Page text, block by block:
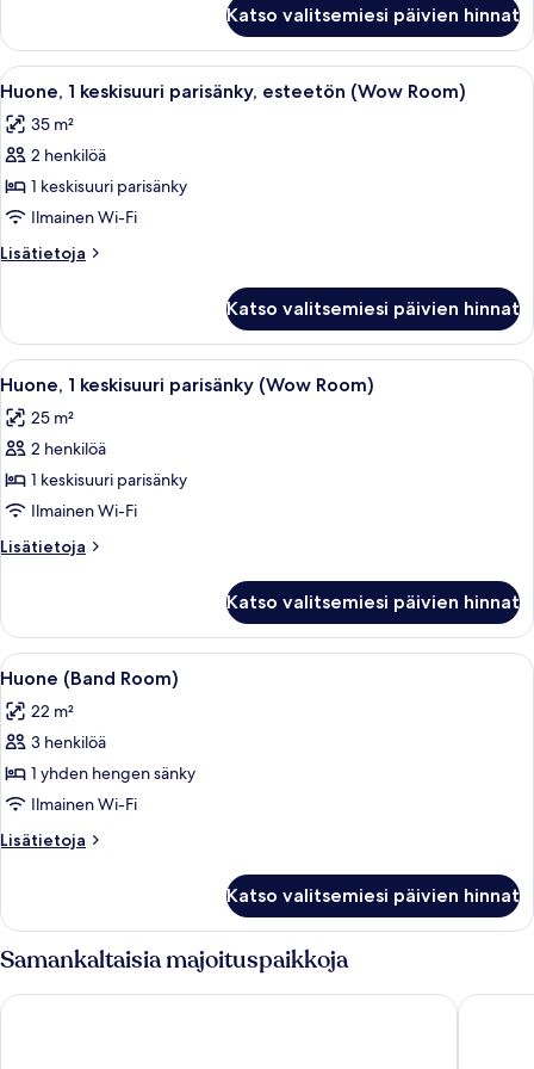
kuvat
keskisuuri
parisänky
(Nest
Katso valitsemiesi päivien hinnat
Avaa
kaikki
huonetyypin
Huone,
1
keskisuuri
parisänky,
esteetön
Room)
kuvat
Ylelliset vuodevaatteet, tallelokero
7
Huone, 1 keskisuuri parisänky, esteetön (Wow Room)
35 m²
2 henkilöä
1 keskisuuri parisänky
Ilmainen Wi-Fi
Lisätietoja
Lisätietoja
keskisuuri
parisänky,
esteetön
Room)
Katso valitsemiesi päivien hinnat
Avaa
kaikki
huonetyypin
Huone,
1
keskisuuri
parisänky
(Wow
kuvat
Ylelliset vuodevaatteet, tallelokero
8
Huone, 1 keskisuuri parisänky (Wow Room)
25 m²
2 henkilöä
1 keskisuuri parisänky
Ilmainen Wi-Fi
Lisätietoja
Lisätietoja
keskisuuri
parisänky
(Wow
Katso valitsemiesi päivien hinnat
Avaa
kaikki
huonetyypin
Huone
(Band
Room)
kuvat
Ylelliset vuodevaatteet, tallelokero
8
Huone (Band Room)
22 m²
3 henkilöä
1 yhden hengen sänky
Ilmainen Wi-Fi
Lisätietoja
Lisätietoja
Room)
Katso valitsemiesi päivien hinnat
Samankaltaisia majoituspaikkoja
Barceló Hamburg Novotel